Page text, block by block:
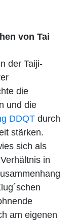
von Tai
der Taiji-
die
und die
DDQT durch
stärken.
sich als
in
am eigenen